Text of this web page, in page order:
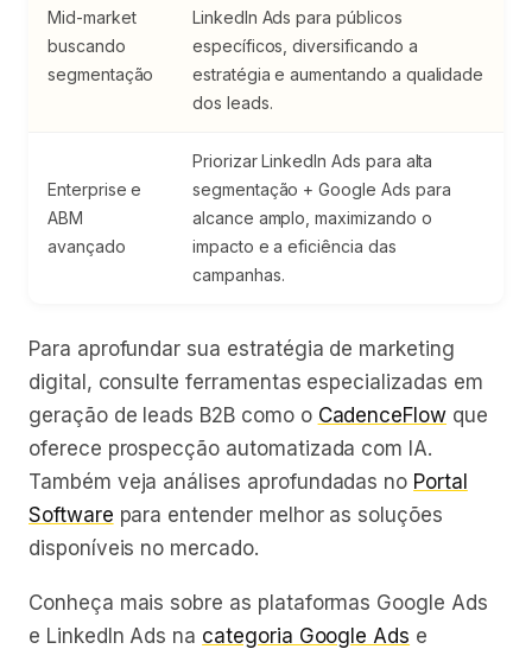
Mid-market
buscando
segmentação
LinkedIn Ads para públicos
específicos, diversificando a
estratégia e aumentando a qualidade
dos leads.
Enterprise e
ABM
avançado
Priorizar LinkedIn Ads para alta
segmentação + Google Ads para
alcance amplo, maximizando o
impacto e a eficiência das
campanhas.
Para aprofundar sua estratégia de marketing
digital, consulte ferramentas especializadas em
geração de leads B2B como o CadenceFlow que
oferece prospecção automatizada com IA.
Também veja análises aprofundadas no Portal
Software para entender melhor as soluções
disponíveis no mercado.
Conheça mais sobre as plataformas Google Ads
e LinkedIn Ads na categoria Google Ads e